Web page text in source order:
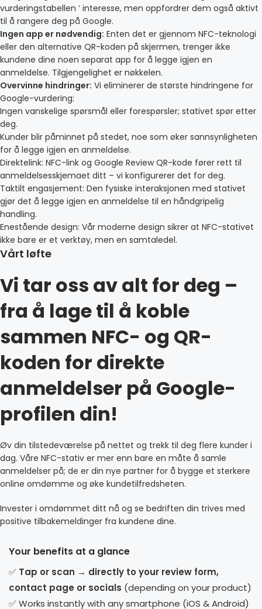
vurderingstabellen ’ interesse, men oppfordrer dem også aktivt
til å rangere deg på Google.
Ingen app er nødvendig: Enten det er gjennom NFC-teknologi
eller den alternative QR-koden på skjermen, trenger ikke
kundene dine noen separat app for å legge igjen en
anmeldelse. Tilgjengelighet er nøkkelen.
Overvinne hindringer: Vi eliminerer de største hindringene for
Google-vurdering:
Ingen vanskelige spørsmål eller forespørsler; stativet spør etter
deg.
Kunder blir påminnet på stedet, noe som øker sannsynligheten
for å legge igjen en anmeldelse.
Direktelink: NFC-link og Google Review QR-kode fører rett til
anmeldelsesskjemaet ditt – vi konfigurerer det for deg.
Taktilt engasjement: Den fysiske interaksjonen med stativet
gjør det å legge igjen en anmeldelse til en håndgripelig
handling.
Enestående design: Vår moderne design sikrer at NFC-stativet
ikke bare er et verktøy, men en samtaledel.
Vårt løfte
Vi tar oss av alt for deg –
fra å lage til å koble
sammen NFC- og QR-
koden for direkte
anmeldelser på Google-
profilen din!
Øv din tilstedeværelse på nettet og trekk til deg flere kunder i
dag. Våre NFC-stativ er mer enn bare en måte å samle
anmeldelser på; de er din nye partner for å bygge et sterkere
online omdømme og øke kundetilfredsheten.
Invester i omdømmet ditt nå og se bedriften din trives med
positive tilbakemeldinger fra kundene dine.
Your benefits at a glance
✅ Tap or scan → directly to your review form,
contact page or socials (depending on your product)
✅ Works instantly with any smartphone (iOS & Android)